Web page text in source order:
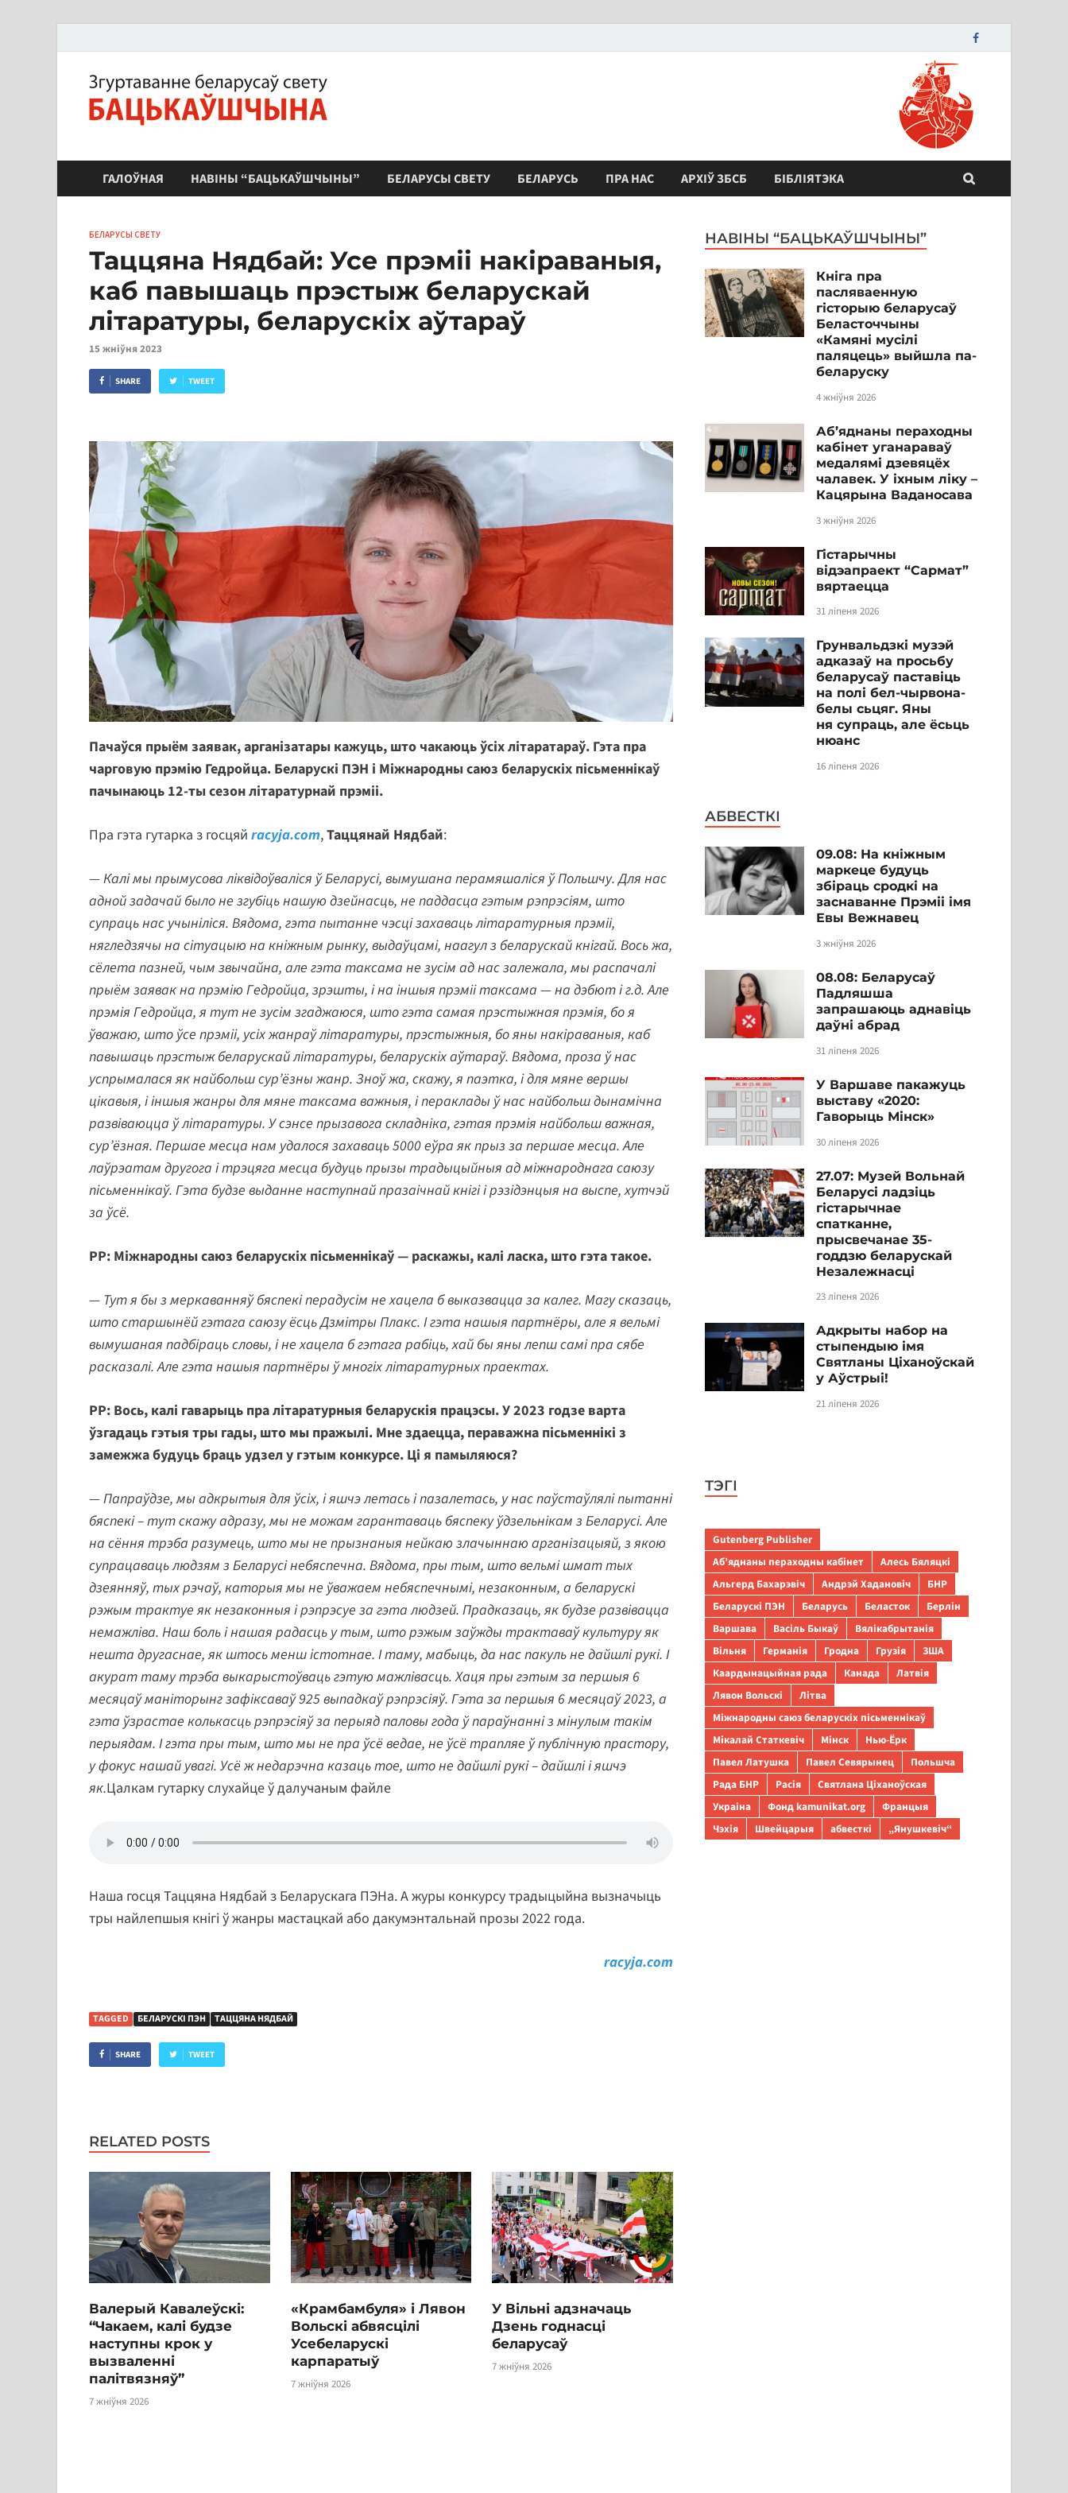
ЗБС "Бацькаўшчына"
ГАЛОЎНАЯ НАВІНЫ “БАЦЬКАЎШЧЫНЫ” БЕЛАРУСЫ СВЕТУ БЕЛАРУСЬ ПРА НАС АРХІЎ ЗБСБ БІБЛІЯТЭКА
БЕЛАРУСЫ СВЕТУ
Таццяна Нядбай: Усе прэміі накіраваныя,
каб павышаць прэстыж беларускай
літаратуры, беларускіх аўтараў
15 жніўня 2023
SHARE TWEET
Пачаўся прыём заявак, арганізатары кажуць, што чакаюць ўсіх літаратараў. Гэта пра
чарговую прэмію Гедройца. Беларускі ПЭН і Міжнародны саюз беларускіх пісьменнікаў
пачынаюць 12-ты сезон літаратурнай прэміі.
Пра гэта гутарка з госцяй racyja.com,Таццянай Нядбай:
— Калі мы прымусова ліквідоўваліся ў Беларусі, вымушана перамяшаліся ў Польшчу. Для нас
адной задачай было не згубіць нашую дзейнасць, не паддасца гэтым рэпрэсіям, што
супраць нас учыніліся. Вядома, гэта пытанне чэсці захаваць літаратурныя прэміі,
нягледзячы на сітуацыю на кніжным рынку, выдаўцамі, наагул з беларускай кнігай. Вось жа,
сёлета пазней, чым звычайна, але гэта таксама не зусім ад нас залежала, мы распачалі
прыём заявак на прэмію Гедройца, зрэшты, і на іншыя прэміі таксама — на дэбют і г.д. Але
прэмія Гедройца, я тут не зусім згаджаюся, што гэта самая прэстыжная прэмія, бо я
ўважаю, што ўсе прэміі, усіх жанраў літаратуры, прэстыжныя, бо яны накіраваныя, каб
павышаць прэстыж беларускай літаратуры, беларускіх аўтараў. Вядома, проза ў нас
успрымалася як найбольш сур’ёзны жанр. Зноў жа, скажу, я паэтка, і для мяне вершы
цікавыя, і іншыя жанры для мяне таксама важныя, і пераклады ў нас найбольш дынамічна
развіваюцца ў літаратуры. У сэнсе прызавога складніка, гэтая прэмія найбольш важная,
сур’ёзная. Першае месца нам удалося захаваць 5000 еўра як прыз за першае месца. Але
лаўрэатам другога і трэцяга месца будуць прызы традыцыйныя ад міжнароднага саюзу
пісьменнікаў. Гэта будзе выданне наступнай празаічнай кнігі і рэзідэнцыя на выспе, хутчэй
за ўсё.
РР: Міжнародны саюз беларускіх пісьменнікаў — раскажы, калі ласка, што гэта такое.
— Тут я бы з меркаванняў бяспекі перадусім не хацела б выказвацца за калег. Магу сказаць,
што старшынёй гэтага саюзу ёсць Дзмітры Плакс. І гэта нашыя партнёры, але я вельмі
вымушаная падбіраць словы, і не хацела б гэтага рабіць, хай бы яны лепш самі пра сябе
расказалі. Але гэта нашыя партнёры ў многіх літаратурных праектах.
РР: Вось, калі гаварыць пра літаратурныя беларускія працэсы. У 2023 годзе варта
ўзгадаць гэтыя тры гады, што мы пражылі. Мне здаецца, пераважна пісьменнікі з
замежжа будуць браць удзел у гэтым конкурсе. Ці я памыляюся?
— Папраўдзе, мы адкрытыя для ўсіх, і яшчэ летась і пазалетась, у нас паўстаўлялі пытанні
бяспекі – тут скажу адразу, мы не можам гарантаваць бяспеку ўдзельнікам з Беларусі. Але
на сёння трэба разумець, што мы не прызнаныя нейкаю злачыннаю арганізацыяй, з якою
супрацаваць людзям з Беларусі небяспечна. Вядома, пры тым, што вельмі шмат тых
дзеянняў, тых рэчаў, каторыя мы не ўважаем небяспечнымі, незаконным, а беларускі
рэжым трактуе як незаконныя і рэпрэсуе за гэта людзей. Прадказаць, як будзе развівацца
немажліва. Наш боль і нашая радасць у тым, што рэжым заўжды трактаваў культуру як
нешта другаснае, як штось менш істотнае. І таму, мабыць, да нас пакуль не дайшлі рукі. І
акурат таму трэба выкарыстоўваць гэтую мажлівасць. Хаця пры гэтым за першыя 6
месяцаў маніторынг зафіксаваў 925 выпадкаў рэпрэсіяў. Гэта за першыя 6 месяцаў 2023, а
гэта ўзрастае колькасць рэпрэсіяў за перыяд паловы года ў параўнанні з мінулым такім
перыядам. І гэта пры тым, што мы не пра ўсё ведае, не ўсё трапляе ў публічную прастору,
у фокус нашай увагі. Усё ж недарэчна казаць тое, што не дайшлі рукі – дайшлі і яшчэ
як.Цалкам гутарку слухайце ў далучаным файле
Наша госця Таццяна Нядбай з Беларускага ПЭНа. А журы конкурсу традыцыйна вызначыць
тры найлепшыя кнігі ў жанры мастацкай або дакумэнтальнай прозы 2022 года.
racyja.com
TAGGED БЕЛАРУСКІ ПЭН ТАЦЦЯНА НЯДБАЙ
SHARE TWEET
RELATED POSTS
Валерый Кавалеўскі:
“Чакаем, калі будзе
наступны крок у
вызваленні
палітвязняў”
7 жніўня 2026
«Крамбамбуля» і Лявон
Вольскі абвясцілі
Усебеларускі
карпаратыў
7 жніўня 2026
У Вільні адзначаць
Дзень годнасці
беларусаў
7 жніўня 2026
НАВІНЫ “БАЦЬКАЎШЧЫНЫ”
Кніга пра
пасляваенную
гісторыю беларусаў
Беласточчыны
«Камяні мусілі
паляцець» выйшла па-
беларуску
4 жніўня 2026
Аб’яднаны пераходны
кабінет уганараваў
медалямі дзевяцёх
чалавек. У іхным ліку –
Кацярына Ваданосава
3 жніўня 2026
Гістарычны
відэапраект “Сармат”
вяртаецца
31 ліпеня 2026
Грунвальдзкі музэй
адказаў на просьбу
беларусаў паставіць
на полі бел-чырвона-
белы сьцяг. Яны
ня супраць, але ёсьць
нюанс
16 ліпеня 2026
АБВЕСТКІ
09.08: На кніжным
маркеце будуць
збіраць сродкі на
заснаванне Прэміі імя
Евы Вежнавец
3 жніўня 2026
08.08: Беларусаў
Падляшша
запрашаюць аднавіць
даўні абрад
31 ліпеня 2026
У Варшаве пакажуць
выставу «2020:
Гаворыць Мінск»
30 ліпеня 2026
27.07: Музей Вольнай
Беларусі ладзіць
гістарычнае
спатканне,
прысвечанае 35-
годдзю беларускай
Незалежнасці
23 ліпеня 2026
Адкрыты набор на
стыпендыю імя
Святланы Ціханоўскай
у Аўстрыі!
21 ліпеня 2026
ТЭГІ
Gutenberg Publisher
Аб’яднаны пераходны кабінет
Алесь Бяляцкі
Альгерд Бахарэвіч
Андрэй Хадановіч
БНР
Беларускі ПЭН
Беларусь Беласток
Берлін
Варшава
Васіль Быкаў
Вялікабрытанія
Вільня
Германія Гродна Грузія
ЗША
Каардынацыйная рада
Канада
Латвія
Лявон Вольскі
Літва
Міжнародны саюз беларускіх пісьменнікаў
Мікалай Статкевіч
Мінск
Нью-Ёрк
Павел Латушка
Павел Севярынец
Польшча
Рада БНР
Расія
Святлана Ціханоўская
Украіна
Фонд kamunikat.org
Францыя
Чэхія
Швейцарыя абвесткі „Янушкевіч“